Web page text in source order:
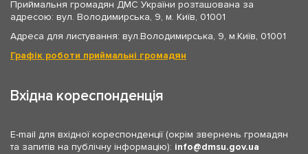
Приймальня громадян ДМС України розташована за
адресою: вул. Володимирська, 9, м. Київ, 01001
Адреса для листування: вул.Володимирська, 9, м.Київ, 01001
Графік роботи приймальні громадян
Вхідна кореспонденція
E-mail для вхідної кореспонденції (окрім звернень громадян
та запитів на публічну інформацію): info dmsu.gov.ua